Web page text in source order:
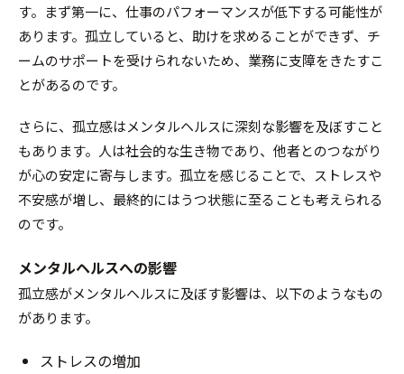
す。まず第一に、仕事のパフォーマンスが低下する可能性が
あります。孤立していると、助けを求めることができず、チ
ームのサポートを受けられないため、業務に支障をきたすこ
とがあるのです。
さらに、孤立感はメンタルヘルスに深刻な影響を及ぼすこと
もあります。人は社会的な生き物であり、他者とのつながり
が心の安定に寄与します。孤立を感じることで、ストレスや
不安感が増し、最終的にはうつ状態に至ることも考えられる
のです。
メンタルヘルスへの影響
孤立感がメンタルヘルスに及ぼす影響は、以下のようなもの
があります。
ストレスの増加